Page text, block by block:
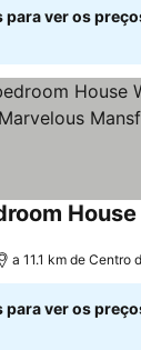
para ver os
a 11.1 km de Centro
para ver os